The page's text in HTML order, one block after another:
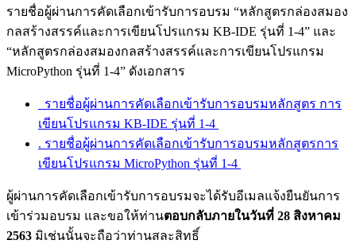
รายชื่อผู้ผ่านการคัดเลือกเข้ารับการอบรม “หลักสูตรกล่องสมอง
กลสร้างสรรค์และการเขียนโปรแกรม KB-IDE รุ่นที่ 1-4” และ
“หลักสูตรกล่องสมองกลสร้างสรรค์และการเขียนโปรแกรม
MicroPython รุ่นที่ 1-4” ดังเอกสาร
รายชื่อผู้ผ่านการคัดเลือกเข้ารับการอบรมหลักสูตร การ
เขียนโปรแกรม KB-IDE รุ่นที่ 1-4
. รายชื่อผู้ผ่านการคัดเลือกเข้ารับการอบรมหลักสูตรการ
เขียนโปรแกรม MicroPython รุ่นที่ 1-4
ผู้ผ่านการคัดเลือกเข้ารับการอบรมจะได้รับอีเมลแจ้งยืนยันการ
เข้าร่วมอบรม และขอให้ท่านตอบกลับภายในวันที่ 28 สิงหาคม
2563 มิเช่นนั้นจะถือว่าท่านสละสิทธิ์